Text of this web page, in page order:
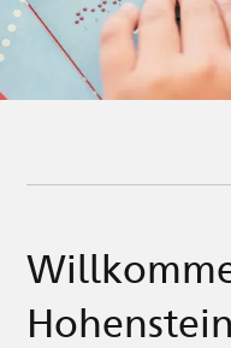
Hohenstein